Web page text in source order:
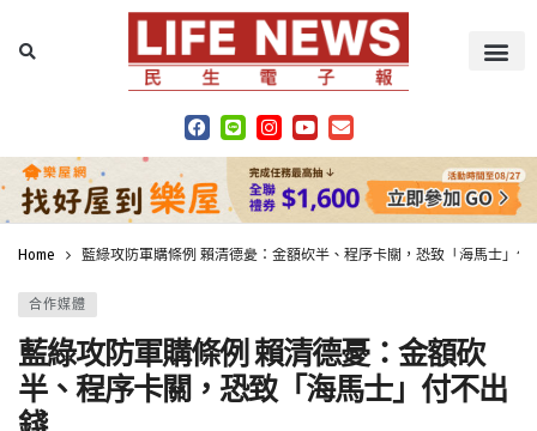
Home 藍綠攻防軍購條例 賴清德憂：金額砍半、程序卡關，恐致「海馬士」付
合作媒體
藍綠攻防軍購條例 賴清德憂：金額砍
半、程序卡關，恐致「海馬士」付不出